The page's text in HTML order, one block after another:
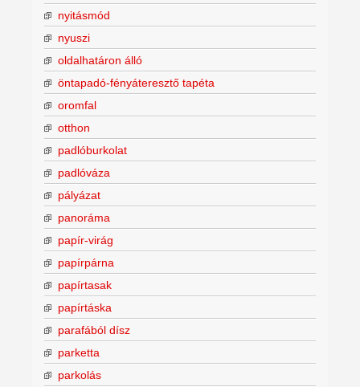
nyitásmód
nyuszi
oldalhatáron álló
öntapadó-fényáteresztő tapéta
oromfal
otthon
padlóburkolat
padlóváza
pályázat
panoráma
papír-virág
papírpárna
papírtasak
papírtáska
parafából dísz
parketta
parkolás